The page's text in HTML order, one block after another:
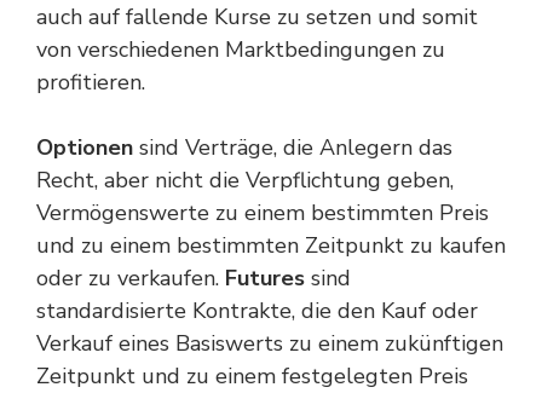
auch auf fallende Kurse zu setzen und somit
von verschiedenen Marktbedingungen zu
profitieren.
Optionen sind Verträge, die Anlegern das
Recht, aber nicht die Verpflichtung geben,
Vermögenswerte zu einem bestimmten Preis
und zu einem bestimmten Zeitpunkt zu kaufen
oder zu verkaufen. Futures sind
standardisierte Kontrakte, die den Kauf oder
Verkauf eines Basiswerts zu einem zukünftigen
Zeitpunkt und zu einem festgelegten Preis